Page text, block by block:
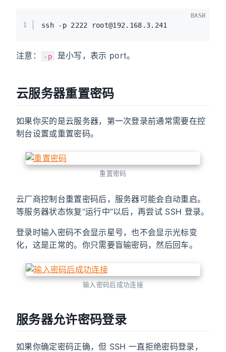
1 ssh -p 2222 root@192.168.3.241
BASH
注意： -p 是小写，表示 port。
云服务器重置密码
如果你买的是云服务器，第一次登录前通常需要在控
制台设置或重置密码。
重置密码
云厂商控制台重置密码后，服务器可能会自动重启。
等服务器状态恢复“运行中”以后，再尝试 SSH 登录。
登录时输入密码不会显示星号，也不会显示光标变
化，这是正常的。你只需要盲输密码，然后回车。
输入密码后成功连接
服务器允许密码登录
如果你确定密码正确，但 SSH 一直拒绝密码登录，